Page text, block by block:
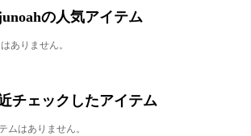
の人気アイテム
ありません。
チェックしたアイテム
ムはありません。